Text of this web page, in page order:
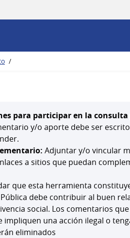
/
para participar en la
y/o aporte debe ser
Adjuntar y/o vincular
a sitios que puedan
que esta herramienta
debe contribuir al buen
social. Los comentarios
impliquen una acción ilegal o
eliminados